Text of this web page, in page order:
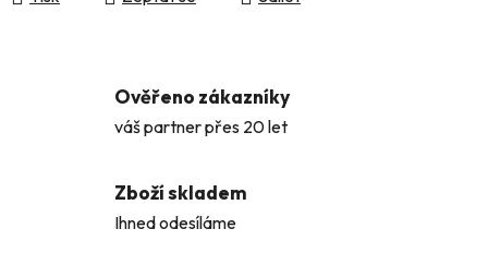
Ověřeno zákazníky
váš partner přes 20 let
Zboží skladem
Ihned odesíláme